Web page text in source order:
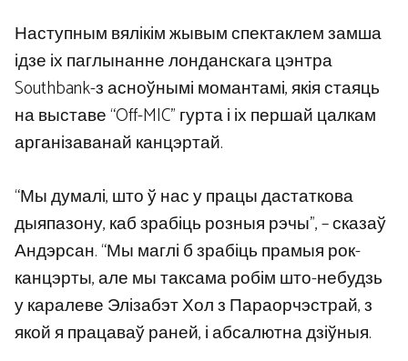
Наступным вялікім жывым спектаклем замша
ідзе іх паглынанне лонданскага цэнтра
Southbank-з асноўнымі момантамі, якія стаяць
на выставе “Off-MIC” гурта і іх першай цалкам
арганізаванай канцэртай.
“Мы думалі, што ў нас у працы дастаткова
дыяпазону, каб зрабіць розныя рэчы”, – сказаў
Андэрсан. “Мы маглі б зрабіць прамыя рок-
канцэрты, але мы таксама робім што-небудзь
у каралеве Элізабэт Хол з Параорчэстрай, з
якой я працаваў раней, і абсалютна дзіўныя.